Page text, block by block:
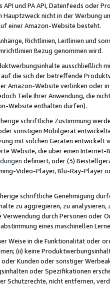
API und PA API, Datenfeeds oder
Hauptzweck nicht in der Werbung
einer Amazon-Website besteht.
Richtlinien, Leitlinien und
Bezug genommen wird.
ausschließlich
die sich der betreffende
Amazon-Website verlinken oder
Teile Ihrer Anwendung, die
Website enthalten dürfen).
schriftliche Zustimmung
sonstigen Mobilgerät
mit solchen Geräten
Website, die über einen
definiert, oder (3)
Video-Player, Blu-Ray-Player
schriftliche Genehmigung
zu aggregieren, zu
Verwendung durch Personen
eines maschinellen
Weise in die Funktionalität oder
(ii) keine
Kunden oder sonstiger
oder Spezifikationen
Schutzrechte, nicht entfernen,